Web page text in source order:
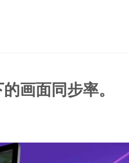
画面同步率。